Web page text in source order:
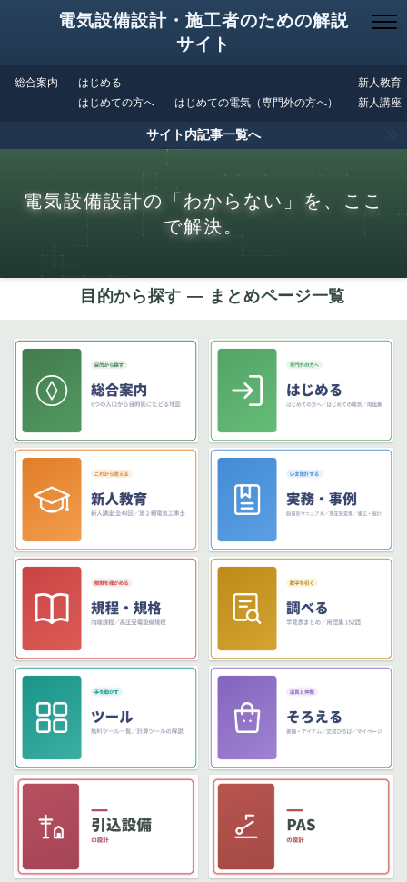
電気設備設計・施工者のための解説
サイト
総合案内
はじめる
はじめての方へ
はじめての電気（専門外の方へ）
新人教育
新人講座
サイト内記事一覧へ
電気設備設計の「わからない」を、ここ
で解決。